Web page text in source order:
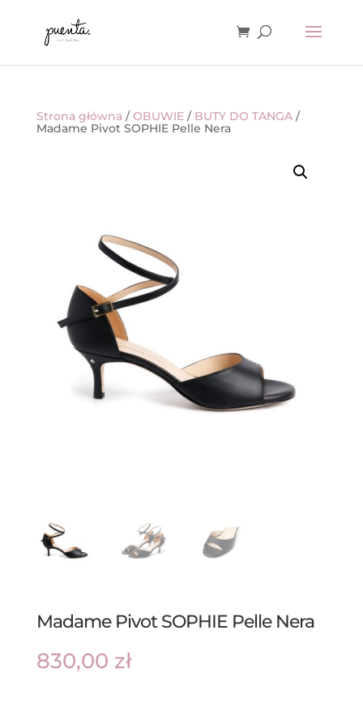
Strona główna /OBUWIE/ BUTY DO TANGA/
Madame Pivot SOPHIE Pelle Nera
Madame Pivot SOPHIE Pelle Nera
830,00 zł